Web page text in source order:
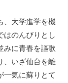
、大学進学を機
はのんびりとし
みに青春を謳歌
、いざ仙台を離
一気に蘇りとて